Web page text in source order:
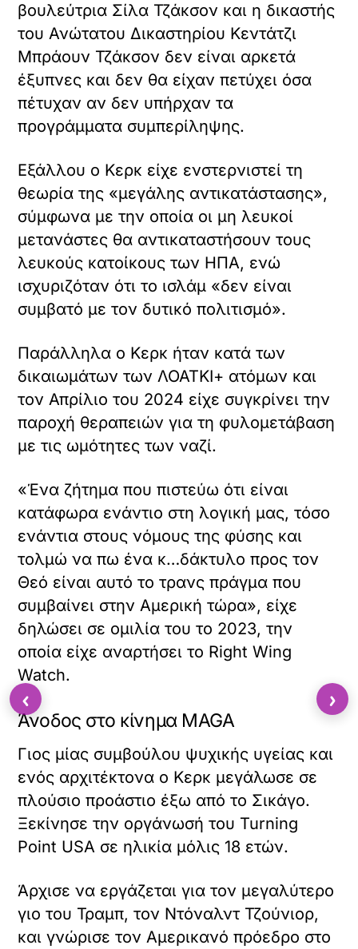
βουλεύτρια Σίλα Τζάκσον και η δικαστής
του Ανώτατου Δικαστηρίου Κεντάτζι
Μπράουν Τζάκσον δεν είναι αρκετά
έξυπνες και δεν θα είχαν πετύχει όσα
πέτυχαν αν δεν υπήρχαν τα
προγράμματα συμπερίληψης.
Εξάλλου ο Κερκ είχε ενστερνιστεί τη
θεωρία της «μεγάλης αντικατάστασης»,
σύμφωνα με την οποία οι μη λευκοί
μετανάστες θα αντικαταστήσουν τους
λευκούς κατοίκους των ΗΠΑ, ενώ
ισχυριζόταν ότι το ισλάμ «δεν είναι
συμβατό με τον δυτικό πολιτισμό».
Παράλληλα ο Κερκ ήταν κατά των
δικαιωμάτων των ΛΟΑΤΚΙ+ ατόμων και
τον Απρίλιο του 2024 είχε συγκρίνει την
παροχή θεραπειών για τη φυλομετάβαση
με τις ωμότητες των ναζί.
«Ένα ζήτημα που πιστεύω ότι είναι
κατάφωρα ενάντιο στη λογική μας, τόσο
ενάντια στους νόμους της φύσης και
τολμώ να πω ένα κ…δάκτυλο προς τον
Θεό είναι αυτό το τρανς πράγμα που
συμβαίνει στην Αμερική τώρα», είχε
δηλώσει σε ομιλία του το 2023, την
οποία είχε αναρτήσει το Right Wing
Watch.
Άνοδος στο κίνημα MAGA
Γιος μίας συμβούλου ψυχικής υγείας και
ενός αρχιτέκτονα ο Κερκ μεγάλωσε σε
πλούσιο προάστιο έξω από το Σικάγο.
Ξεκίνησε την οργάνωσή του Turning
Point USA σε ηλικία μόλις 18 ετών.
Άρχισε να εργάζεται για τον μεγαλύτερο
γιο του Τραμπ, τον Ντόναλντ Τζούνιορ,
και γνώρισε τον Αμερικανό πρόεδρο στο
‹ ›